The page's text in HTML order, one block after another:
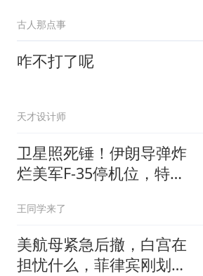
古人那点事
咋不打了呢
天才设计师
卫星照死锤！伊朗导弹炸
烂美军F-35停机位，特朗
王同学来了
美航母紧急后撤，白宫在
担忧什么，菲律宾刚划下